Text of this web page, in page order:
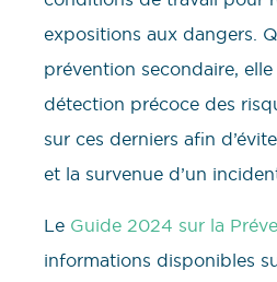
expositions aux dangers.
prévention secondaire,
détection précoce des
sur ces derniers afin
et la survenue d’un
Le Guide 2024 sur la
informations disponibles